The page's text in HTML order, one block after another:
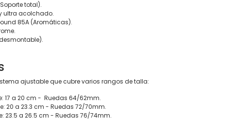
total).
ultra acolchado.
85A (Aromáticas).
ajustable que cubre varios rangos de talla:
17 a 20 cm - Ruedas 64/62mm.
20 a 23.3 cm - Ruedas 72/70mm.
23.5 a 26.5 cm - Ruedas 76/74mm.